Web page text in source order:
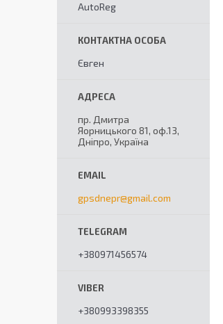
AutoReg
Євген
пр. Дмитра
Яорницького 81, оф.13,
Дніпро, Україна
gpsdnepr@gmail.com
+380971456574
+380993398355